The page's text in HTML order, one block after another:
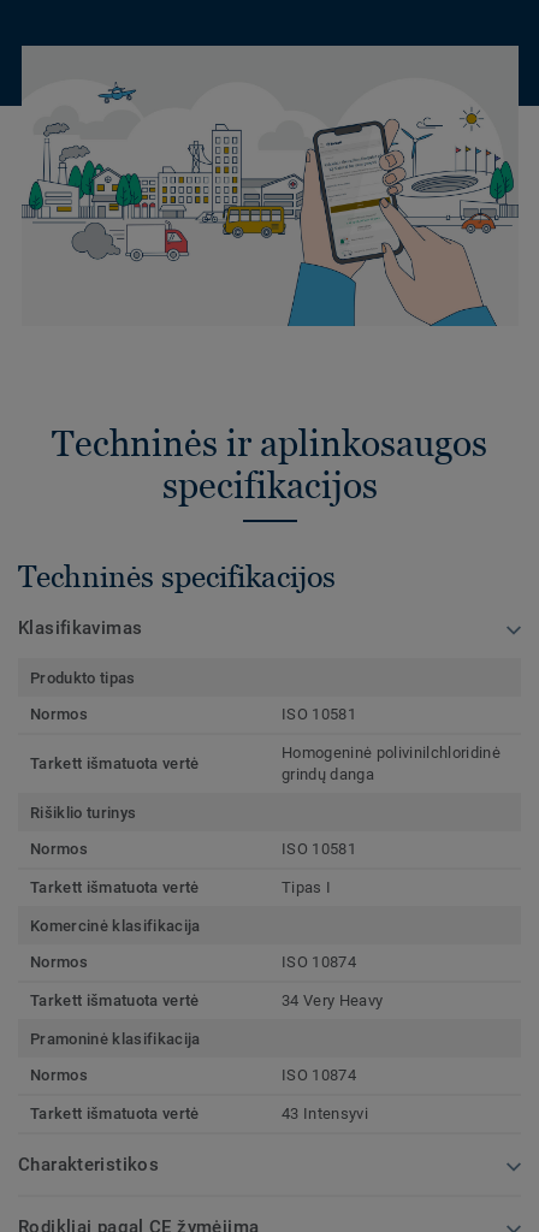
Techninės ir aplinkosaugos
specifikacijos
Techninės specifikacijos
Klasifikavimas
Produkto tipas
Normos
ISO 10581
Tarkett išmatuota vertė
Homogeninė polivinilchloridinė
grindų danga
Rišiklio turinys
Normos
ISO 10581
Tarkett išmatuota vertė Tipas I
Komercinė klasifikacija
Normos
ISO 10874
Tarkett išmatuota vertė 34 Very Heavy
Pramoninė klasifikacija
Normos
ISO 10874
Tarkett išmatuota vertė 43 Intensyvi
Charakteristikos
Rodikliai pagal CE žymėjimą